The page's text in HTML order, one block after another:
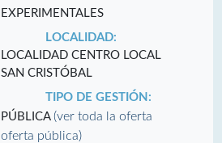
EXPERIMENTALES
LOCALIDAD:
LOCALIDAD CENTRO LOCAL
SAN CRISTÓBAL
TIPO DE GESTIÓN:
PÚBLICA (ver toda la oferta
oferta pública)